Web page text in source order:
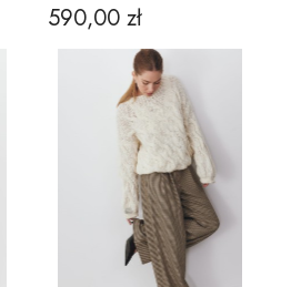
Cena
590,00 zł
ZOBACZ PRODUKT